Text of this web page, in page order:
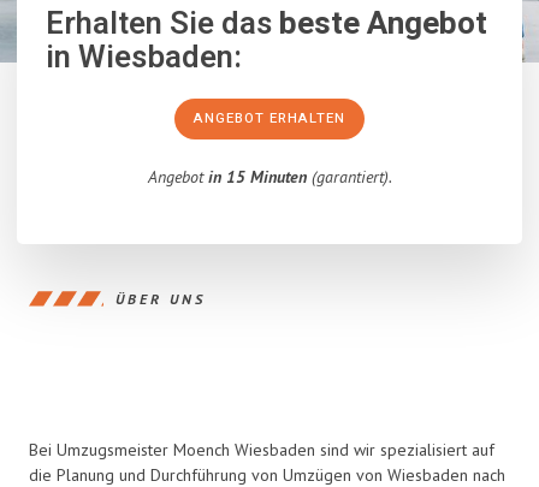
Erhalten Sie dasbeste Angebot
in Wiesbaden:
ANGEBOT ERHALTEN
Angebotin 15 Minuten(garantiert).
ÜBER UNS
Bei Umzugsmeister Moench Wiesbaden sind wir spezialisiert auf
die Planung und Durchführung von Umzügen von Wiesbaden nach